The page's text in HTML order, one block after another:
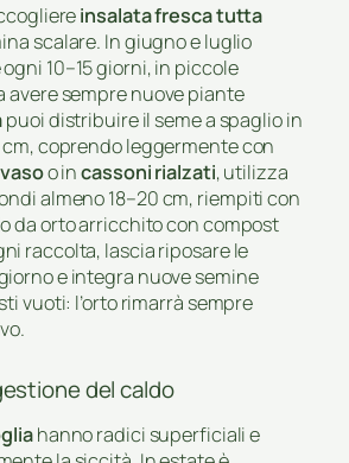
insalata fresca tutta
scalare. In giugno e luglio
10–15 giorni, in piccole
avere sempre nuove piante
puoi distribuire il seme a spaglio in
cm, coprendo leggermente con
vasoo incassoni rialzati, utilizza
almeno 18–20 cm, riempiti con
da orto arricchito con compost
raccolta, lascia riposare le
e integra nuove semine
vuoti: l’orto rimarrà sempre
del caldo
hanno radici superficiali e